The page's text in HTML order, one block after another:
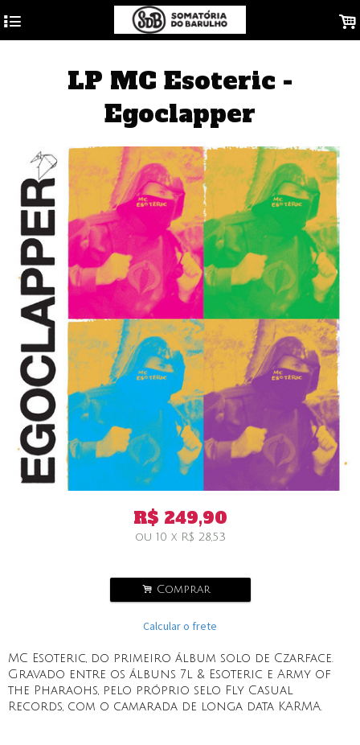
4 .
LP MC Esoteric -
Egoclapper
R$ 249,90
ou 10 x R$ 28,53
. Comprar
Calcular o frete
MC Esoteric, do primeiro álbum solo de Czarface.
Gravado entre os álbuns 7l & Esoteric e Army of
the Pharaohs, pelo próprio selo Fly Casual
Records, com o camarada de longa data KARMA.